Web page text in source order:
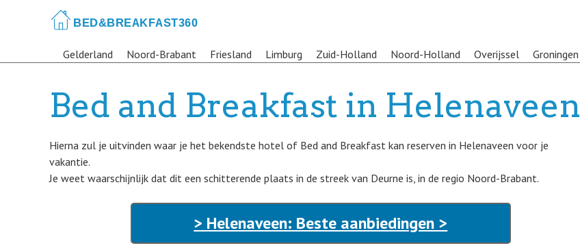
Gelderland Noord-Brabant Friesland Limburg Zuid-Holland Noord-Holland Overijssel Groningen
Bed and Breakfast in Helenaveen
Hierna zul je uitvinden waar je het bekendste hotel of Bed and Breakfast kan reserven in Helenaveen voor je
vakantie.
Je weet waarschijnlijk dat dit een schitterende plaats in de streek van Deurne is, in de regio Noord-Brabant.
> Helenaveen: Beste aanbiedingen >